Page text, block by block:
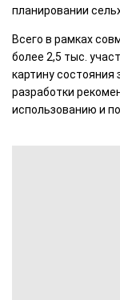
планировании
Всего в рамках
более 2,5 тыс.
картину состояния
разработки
использованию и